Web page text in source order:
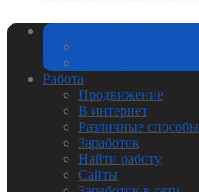
Законодательство
Работа
Продвижение
В интернет
Различные способы
Заработок
Найти работу
Сайты